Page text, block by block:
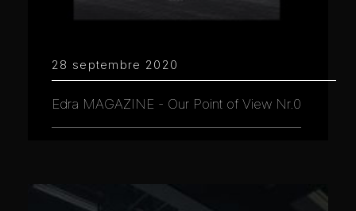
28 septembre 2020
Edra MAGAZINE - Our Point of View Nr.0